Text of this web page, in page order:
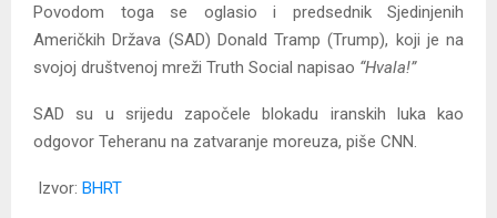
Povodom toga se oglasio i predsednik Sjedinjenih
Američkih Država (SAD) Donald Tramp (Trump), koji je na
svojoj društvenoj mreži Truth Social napisao “Hvala!”
SAD su u srijedu započele blokadu iranskih luka kao
odgovor Teheranu na zatvaranje moreuza, piše CNN.
Izvor: BHRT